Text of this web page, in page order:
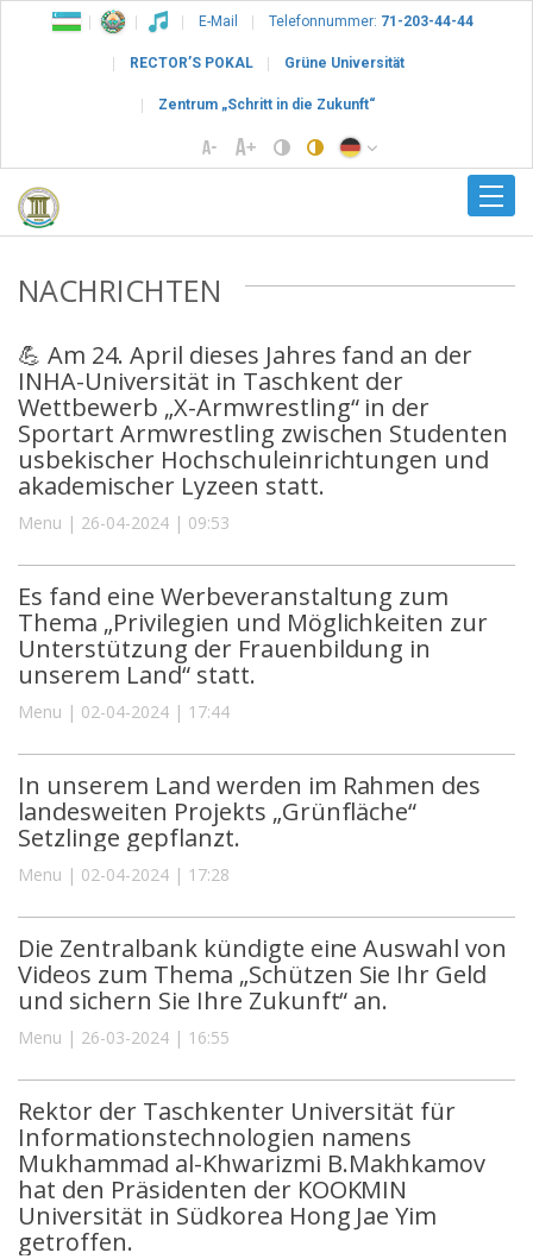
E-Mail Telefonnummer: 71-203-44-44
RECTOR’S POKAL Grüne Universität
Zentrum „Schritt in die Zukunft“
NACHRICHTEN
💪 Am 24. April dieses Jahres fand an der
INHA-Universität in Taschkent der
Wettbewerb „X-Armwrestling“ in der
Sportart Armwrestling zwischen Studenten
usbekischer Hochschuleinrichtungen und
akademischer Lyzeen statt.
Menu | 26-04-2024 | 09:53
Es fand eine Werbeveranstaltung zum
Thema „Privilegien und Möglichkeiten zur
Unterstützung der Frauenbildung in
unserem Land“ statt.
Menu | 02-04-2024 | 17:44
In unserem Land werden im Rahmen des
landesweiten Projekts „Grünfläche“
Setzlinge gepflanzt.
Menu | 02-04-2024 | 17:28
Die Zentralbank kündigte eine Auswahl von
Videos zum Thema „Schützen Sie Ihr Geld
und sichern Sie Ihre Zukunft“ an.
Menu | 26-03-2024 | 16:55
Rektor der Taschkenter Universität für
Informationstechnologien namens
Mukhammad al-Khwarizmi B.Makhkamov
hat den Präsidenten der KOOKMIN
Universität in Südkorea Hong Jae Yim
getroffen.